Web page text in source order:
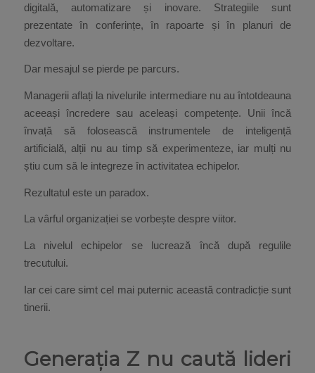
digitală, automatizare și inovare. Strategiile sunt
prezentate în conferințe, în rapoarte și în planuri de
dezvoltare.
Dar mesajul se pierde pe parcurs.
Managerii aflați la nivelurile intermediare nu au întotdeauna
aceeași încredere sau aceleași competențe. Unii încă
învață să folosească instrumentele de inteligență
artificială, alții nu au timp să experimenteze, iar mulți nu
știu cum să le integreze în activitatea echipelor.
Rezultatul este un paradox.
La vârful organizației se vorbește despre viitor.
La nivelul echipelor se lucrează încă după regulile
trecutului.
Iar cei care simt cel mai puternic această contradicție sunt
tinerii.
Generația Z nu caută lideri